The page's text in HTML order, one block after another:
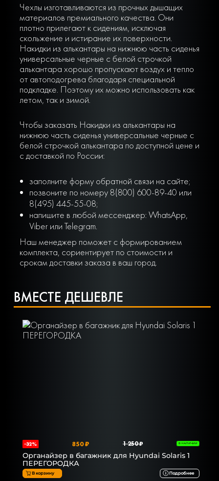
Чехлы изготавливаются из прочных дышащих
материалов премиального качества. Они
плотно прилегают к сидениям, исключая
скольжение и истирание их поверхности.
Накидки из алькантары на нижнюю часть сиденья
универсальные черные с белой строчкой
алькантара хорошо пропускают воздух и тепло
от автоподогрева благодаря специальной
подкладке. Поэтому их можно использовать как
летом, так и зимой.
Чтобы заказать Накидки из алькантары на
нижнюю часть сиденья универсальные черные с
белой строчкой алькантара по доступной цене и
с доставкой по России:
заполните форму обратной связи на сайте;
позвоните по номеру 8(800) 600-89-40 или
8(495) 445-55-08;
напишите в любой мессенджер: WhatsApp,
Viber или Telegram.
Наш менеджер поможет с формированием
комплекта, сориентирует по стоимости и
срокам доставки заказа в ваш город.
ВМЕСТЕ ДЕШЕВЛЕ
-32% 850 ₽ 1 250 ₽ В НАЛИЧИИ
Органайзер в багажник для Hyundai Solaris 1
ПЕРЕГОРОДКА
В корзину Подробнее